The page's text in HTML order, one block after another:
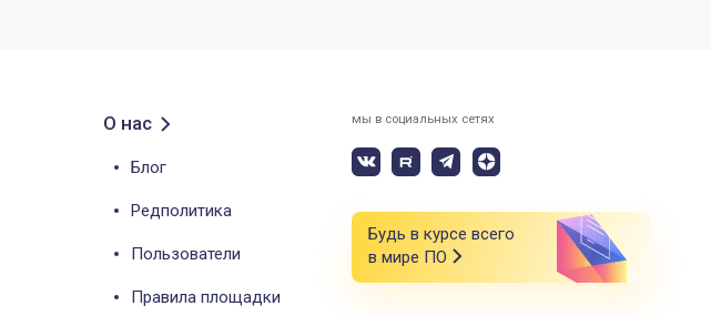
О нас
Блог
Редполитика
Пользователи
Правила площадки
мы в социальных сетях
Будь в курсе всего
в мире ПО